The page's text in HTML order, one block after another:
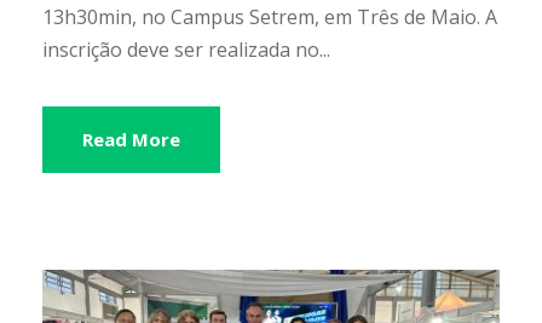
13h30min, no Campus Setrem, em Três de Maio. A
inscrição deve ser realizada no...
Read More